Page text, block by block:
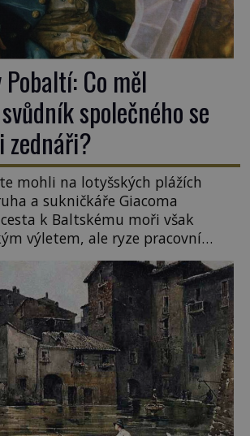
Pobaltí: Co měl
společného se
zednáři?
mohli na lotyšských plážích
a sukničkáře Giacoma
cesta k Baltskému moři však
výletem, ale ryze pracovní
úmysly. Jaký cíl Casanova
například procházel uličkami
v Pobaltí kontaktoval
lóže. Nebyl v této oblasti žádným
do zednářské […]